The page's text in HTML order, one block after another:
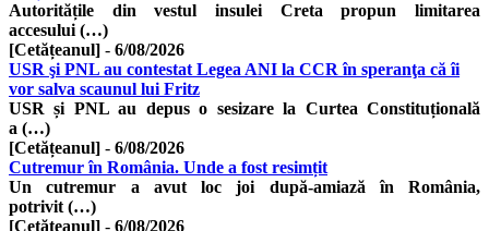
Autoritățile din vestul insulei Creta propun limitarea
accesului (…)
[Cetățeanul] - 6/08/2026
USR şi PNL au contestat Legea ANI la CCR în speranţa că îi
vor salva scaunul lui Fritz
USR și PNL au depus o sesizare la Curtea Constituțională
a (…)
[Cetățeanul] - 6/08/2026
Cutremur în România. Unde a fost resimțit
Un cutremur a avut loc joi după-amiază în România,
potrivit (…)
[Cetățeanul] - 6/08/2026